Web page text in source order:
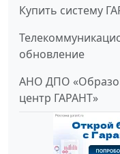
Купить систему
обновление
АНО ДПО
центр ГАРАНТ»